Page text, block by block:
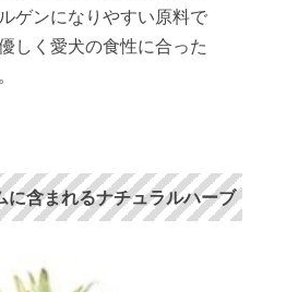
ゲンになりやすい原料で
しく愛犬の食性に合った
に含まれるナチュラルハーブ